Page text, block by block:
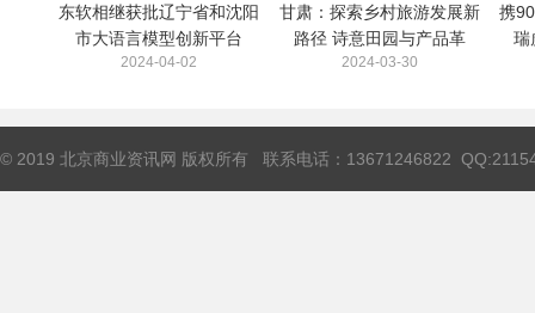
东软相继获批辽宁省和沈阳
市大语言模型创新平台
2024-04-02
甘肃：探索乡村旅游发展新
路径 诗意田园与产品革
2024-03-30
携
瑞
© 2019 北京商业资讯网 版权所有 联系电话：13671246822